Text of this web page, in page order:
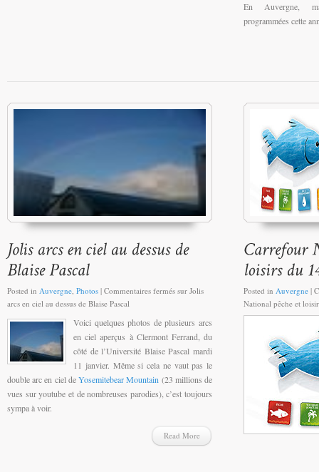
En Auvergne,
programmées cette
Posted in Auvergne Photos | Commentaires fermés sur Jolis
arcs en ciel au dessus de Blaise Pascal
Voici quelques photos de plusieurs arcs
en ciel aperçus à Clermont Ferrand, du
côté de l’Université Blaise Pascal mardi
11 janvier. Même si cela ne vaut pas le
double arc en ciel deYosemitebear Mountain (23 millions de
vues sur youtube et de nombreuses parodies), c’est toujours
sympa à voir.
Read More
Posted in Auvergne |
National pêche et